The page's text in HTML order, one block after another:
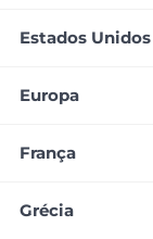
Estados Unidos
Europa
França
Grécia